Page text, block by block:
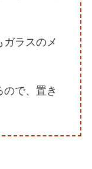
ガラスのメ
で、置き